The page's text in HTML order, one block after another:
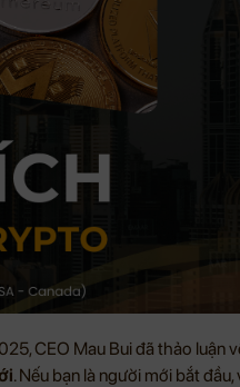
CEO Mau Bui đã thảo luận
. Nếu bạn là người mới bắt